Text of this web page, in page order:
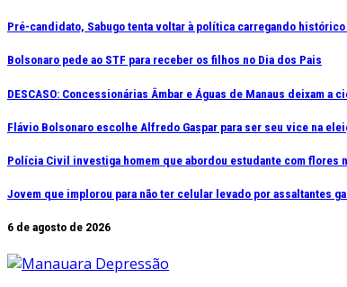
Ir
o
conteúdo
Pré-candidato, Sabugo tenta voltar à política carregando
Bolsonaro pede ao STF para receber os filhos no Dia dos Pais
DESCASO: Concessionárias Âmbar e Águas de Manaus deixam
Flávio Bolsonaro escolhe Alfredo Gaspar para ser seu vice na
Polícia Civil investiga homem que abordou estudante com flores
Jovem que implorou para não ter celular levado por assaltantes
6 de agosto de 2026